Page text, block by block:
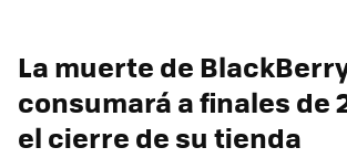
La muerte de
consumará a finales de
el cierre de su tienda